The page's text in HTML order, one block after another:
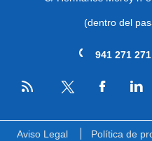
(dentro del
941 271 271
RSS
Aviso Legal Política de